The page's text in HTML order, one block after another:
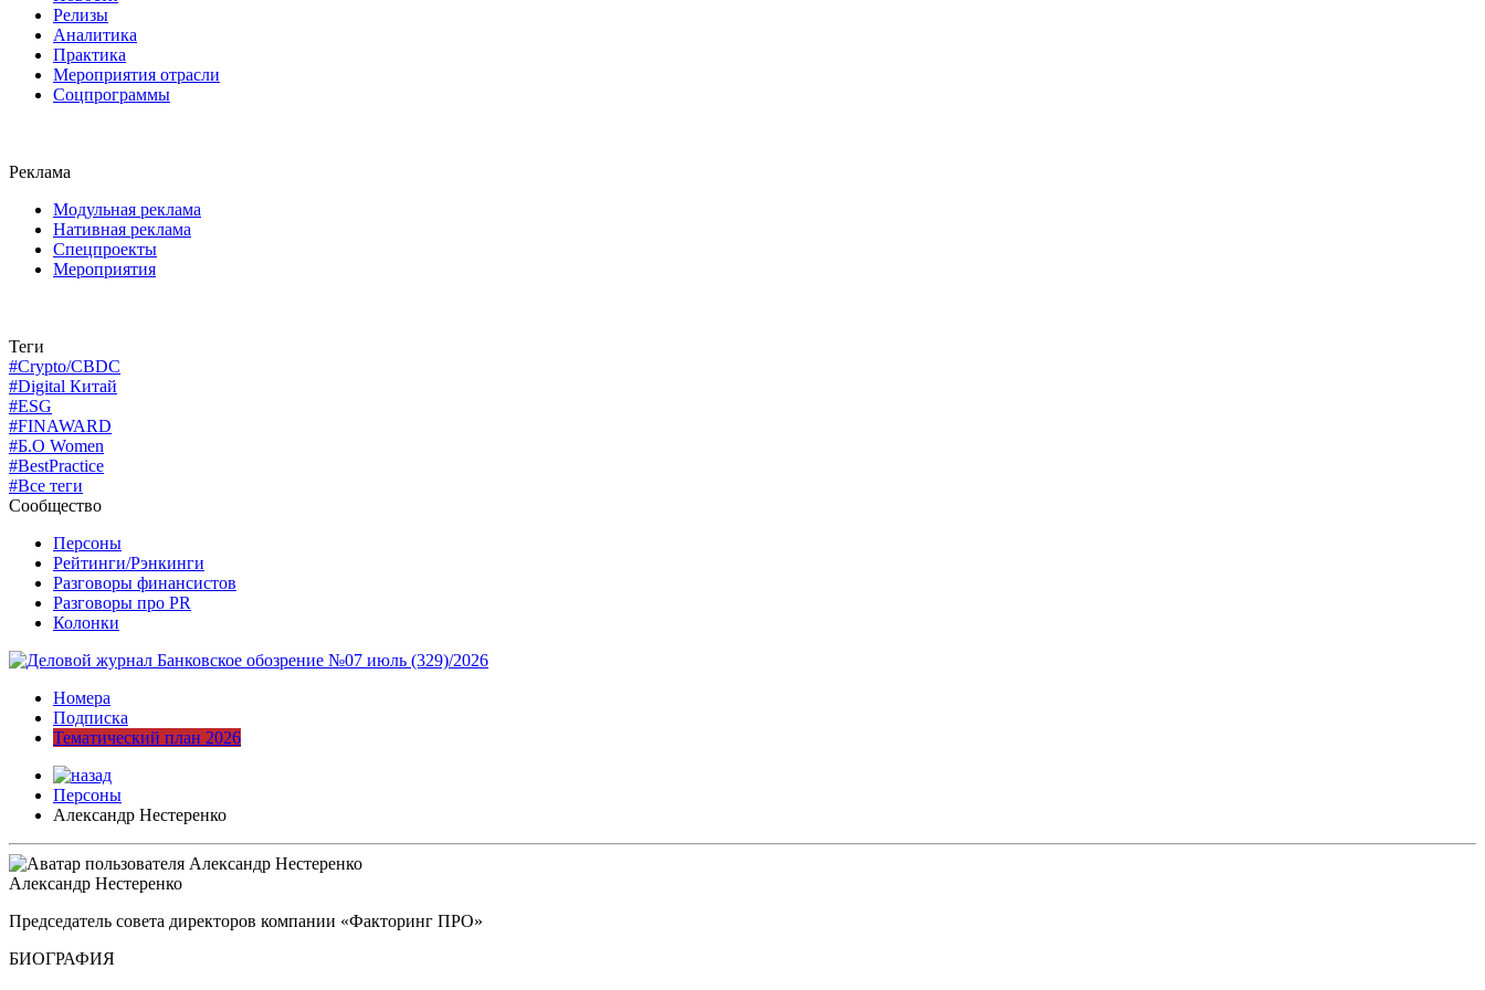
Релизы
Аналитика
Практика
Мероприятия отрасли
Соцпрограммы
Реклама
Модульная реклама
Нативная реклама
Спецпроекты
Мероприятия
Теги
#Crypto/CBDC
#Digital Китай
#ESG
#FINAWARD
#Б.О Women
#BestPractice
#Все теги
Сообщество
Персоны
Рейтинги/Рэнкинги
Разговоры финансистов
Разговоры про PR
Колонки
Номера
Подписка
Тематический план 2026
Персоны
Александр Нестеренко
Александр Нестеренко
Председатель совета директоров компании «Факторинг ПРО»
БИОГРАФИЯ